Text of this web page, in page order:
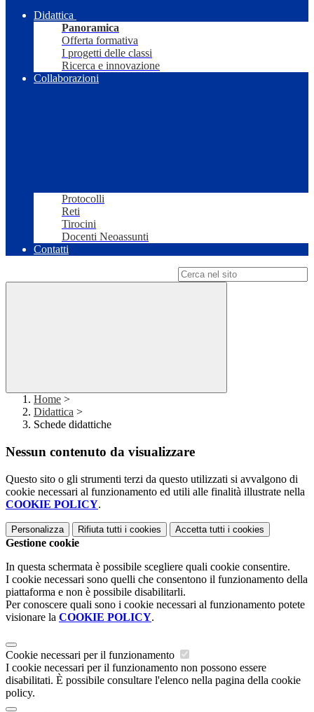
Didattica
Panoramica
Offerta formativa
I progetti delle classi
Ricerca e innovazione
Collaborazioni
Protocolli
Reti
Tirocini
Docenti Neoassunti
Contatti
Home >
Didattica >
Schede didattiche
Nessun contenuto da visualizzare
Questo sito o gli strumenti terzi da questo utilizzati si avvalgono di
cookie necessari al funzionamento ed utili alle finalità illustrate nella
COOKIE POLICY.
Personalizza Rifiuta tutti i cookies Accetta tutti i cookies
Gestione cookie
In questa schermata è possibile scegliere quali cookie consentire.
I cookie necessari sono quelli che consentono il funzionamento della
piattaforma e non è possibile disabilitarli.
Per conoscere quali sono i cookie necessari al funzionamento potete
visionare la COOKIE POLICY.
Cookie necessari per il funzionamento
I cookie necessari per il funzionamento non possono essere
disabilitati. È possibile consultare l'elenco nella pagina della cookie
policy.